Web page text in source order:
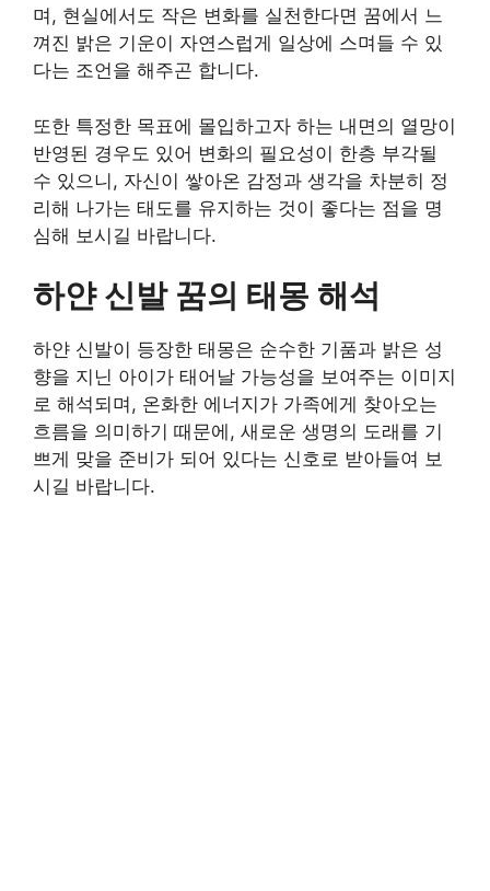
며, 현실에서도 작은 변화를 실천한다면 꿈에서 느
껴진 밝은 기운이 자연스럽게 일상에 스며들 수 있
다는 조언을 해주곤 합니다.
또한 특정한 목표에 몰입하고자 하는 내면의 열망이
반영된 경우도 있어 변화의 필요성이 한층 부각될
수 있으니, 자신이 쌓아온 감정과 생각을 차분히 정
리해 나가는 태도를 유지하는 것이 좋다는 점을 명
심해 보시길 바랍니다.
하얀 신발 꿈의 태몽 해석
하얀 신발이 등장한 태몽은 순수한 기품과 밝은 성
향을 지닌 아이가 태어날 가능성을 보여주는 이미지
로 해석되며, 온화한 에너지가 가족에게 찾아오는
흐름을 의미하기 때문에, 새로운 생명의 도래를 기
쁘게 맞을 준비가 되어 있다는 신호로 받아들여 보
시길 바랍니다.